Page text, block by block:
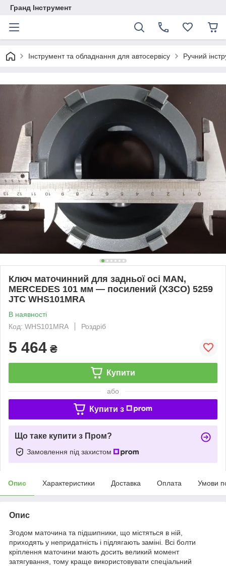
Гранд Інструмент
Інструмент та обладнання для автосервісу Ручний
Ключ маточинний для задньої осі MAN,
MERCEDES 101 мм — посилений (ХЗСО) 5259
JTC WHS101MRA
В наявності
Код: WHS101MRA
Роздріб
5 464 ₴
Купити
або
Купити з
Що таке купити з Пром?
Замовлення під захистом
Опис Характеристики Доставка Оплата Умови
Опис
Згодом маточина та підшипники, що містяться в ній,
приходять у непридатність і підлягають заміні. Всі болти
кріплення маточини мають досить великий момент
затягування, тому краще використовувати спеціальний